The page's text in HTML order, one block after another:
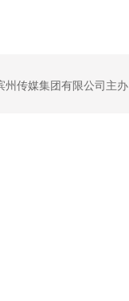
传媒集团有限公司主